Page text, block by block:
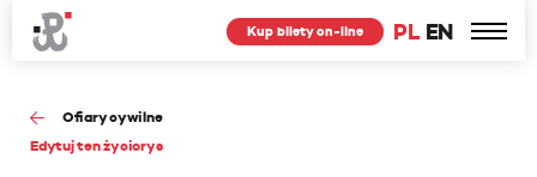
PL EN
Kup bilety on-line
Ofiary cywilne
Edytuj ten życiorys